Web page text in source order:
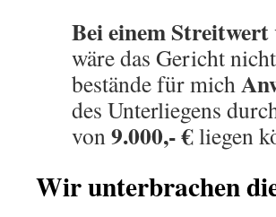
Bei einem Streitwert
wäre das Gericht
bestände für mich
des Unterliegens
von9.000,- €liegen
Wir unterbrachen